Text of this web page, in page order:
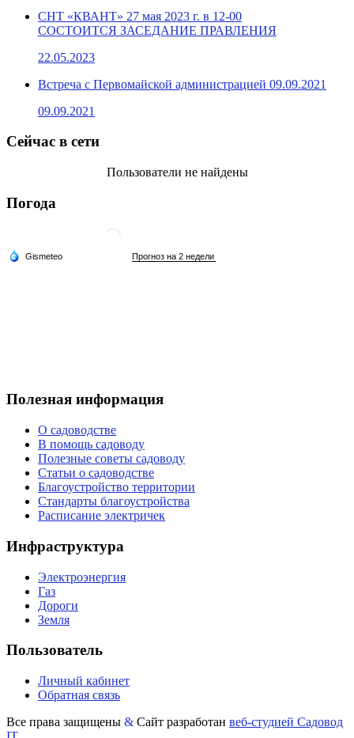
СНТ «КВАНТ» 27 мая 2023 г. в 12-00
СОСТОИТСЯ ЗАСЕДАНИЕ ПРАВЛЕНИЯ
22.05.2023
Встреча с Первомайской администрацией 09.09.2021
09.09.2021
Сейчас в сети
Пользователи не найдены
Погода
Полезная информация
О садоводстве
В помощь садоводу
Полезные советы садоводу
Статьи о садоводстве
Благоустройство территории
Стандарты благоустройства
Расписание электричек
Инфраструктура
Электроэнергия
Газ
Дороги
Земля
Пользователь
Личный кабинет
Обратная связь
Все права защищены & Сайт разработан веб-студией Садовод